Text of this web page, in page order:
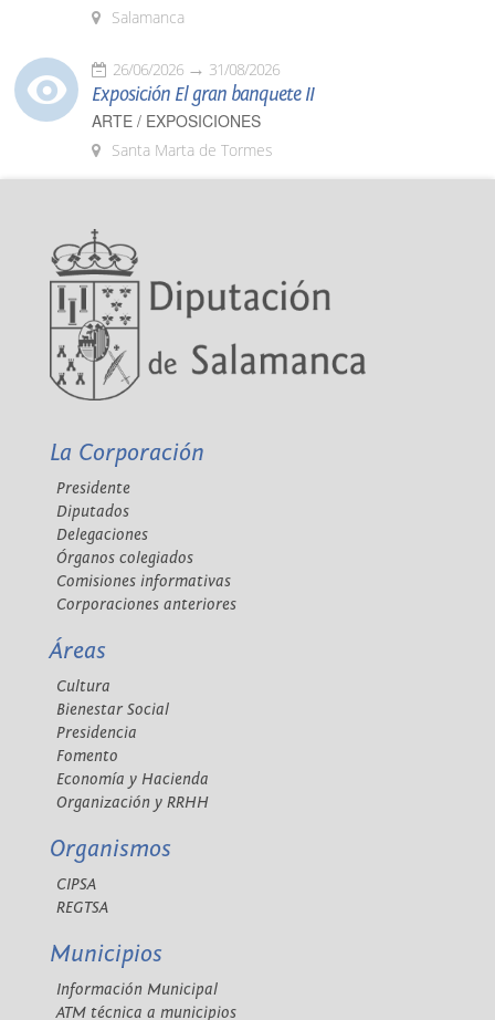
Salamanca
26/06/2026 31/08/2026
Exposición El gran banquete II
ARTE / EXPOSICIONES
Santa Marta de Tormes
La Corporación
Presidente
Diputados
Delegaciones
Órganos colegiados
Comisiones informativas
Corporaciones anteriores
Áreas
Cultura
Bienestar Social
Presidencia
Fomento
Economía y Hacienda
Organización y RRHH
Organismos
CIPSA
REGTSA
Municipios
Información Municipal
ATM técnica a municipios